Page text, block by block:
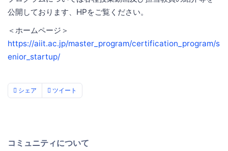
公開しております、HPをご覧ください。
＜ホームページ＞
https://aiit.ac.jp/master_program/certification_program/s
enior_startup/
シェア ツイート
コミュニティについて